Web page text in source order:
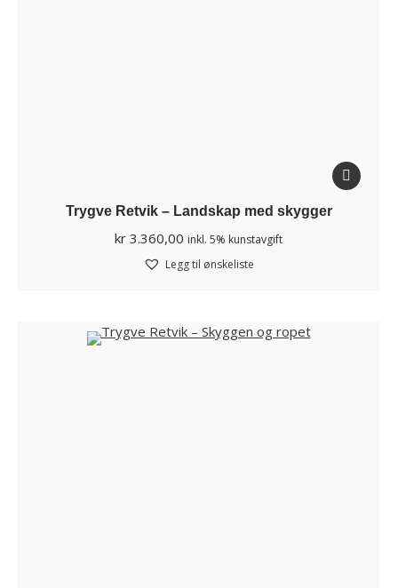
Trygve Retvik – Landskap med skygger
kr 3.360,00 inkl. 5% kunstavgift
Legg til ønskeliste